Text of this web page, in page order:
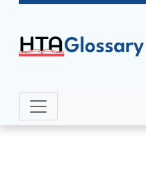
Navigation and
Site identity,